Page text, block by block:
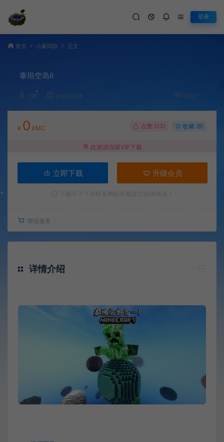
登录
首页 小豪同款 正文
泰坦空岛Ⅱ
小豪 2024-10-26 10,227
¥ 0 EMC 点赞 (23) 收藏 (8)
此资源仅限VIP下载
立即下载 升级会员
增值服务：
详情介绍